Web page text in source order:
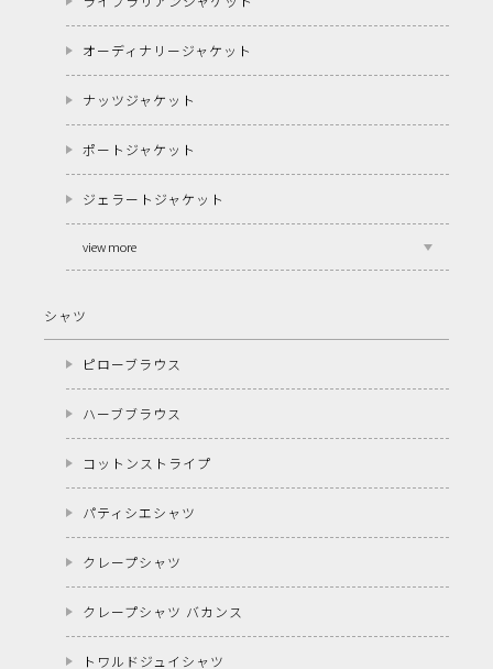
オーディナリージャケット
ナッツジャケット
ポートジャケット
ジェラートジャケット
view more
シャツ
ピローブラウス
ハーブブラウス
コットンストライプ
パティシエシャツ
クレープシャツ
クレープシャツ バカンス
トワルドジュイシャツ